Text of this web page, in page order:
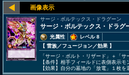
サージ・ボルテックス・ドラグーン
サージ・ボルテックス・ドラグ
光属性
レベル 8
【 雷族／フュージョン／効果 】
「サージ・ボルト・リザード」＋「サ
【条件】相手フィールドに表側表示モ
【効果】自分の墓地の「放電」１枚を